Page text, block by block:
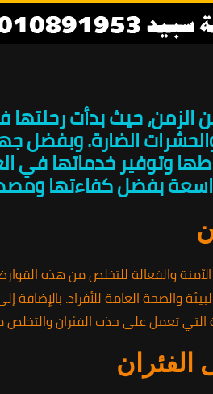
حيث بدأت
الضارة. وبفضل
وتوفير خدماتها في
بفضل كفاءتها
الآمنة والفعالة للتخلص من هذه
والصحة العامة للأفراد. بالإضافة
التي تعمل على جذب الفئران
الفئران